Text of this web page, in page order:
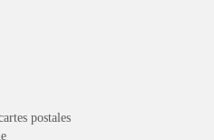
postales